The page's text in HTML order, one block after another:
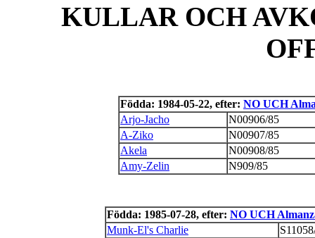
KULLAR OCH
Födda: 1984-05-22, efter: NO UCH
Arjo-Jacho
N00906/85
A-Ziko
N00907/85
Akela
N00908/85
Amy-Zelin
N909/85
Födda: 1985-07-28, efter: NO UCH
Munk-El's Charlie